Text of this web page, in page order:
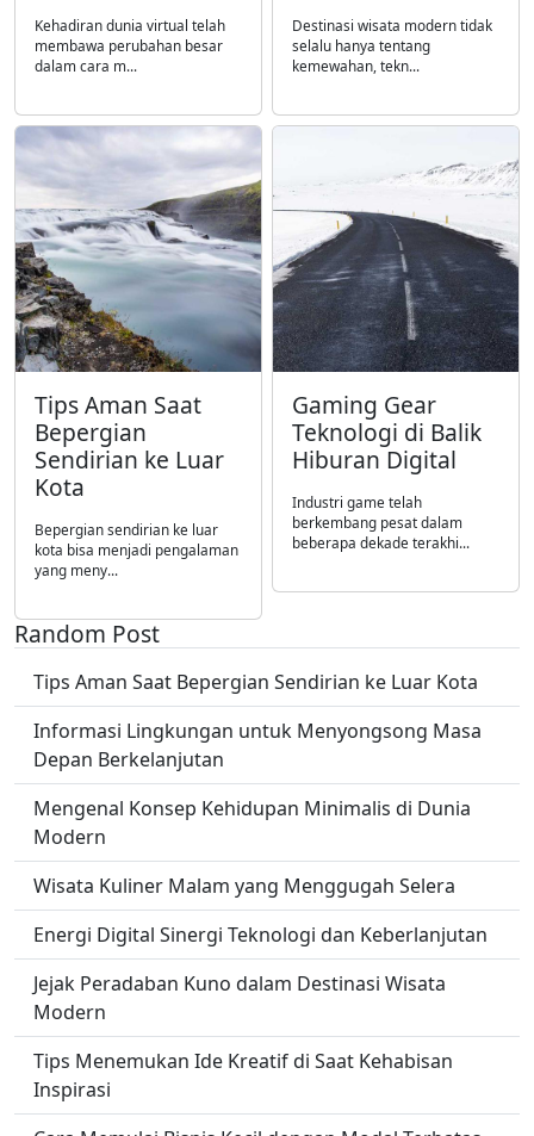
Kehadiran dunia virtual telah
membawa perubahan besar
dalam cara m...
Destinasi wisata modern tidak
selalu hanya tentang
kemewahan, tekn...
Tips Aman Saat
Bepergian
Sendirian ke Luar
Kota
Bepergian sendirian ke luar
kota bisa menjadi pengalaman
yang meny...
Gaming Gear
Teknologi di Balik
Hiburan Digital
Industri game telah
berkembang pesat dalam
beberapa dekade terakhi...
Random Post
Tips Aman Saat Bepergian Sendirian ke Luar Kota
Informasi Lingkungan untuk Menyongsong Masa
Depan Berkelanjutan
Mengenal Konsep Kehidupan Minimalis di Dunia
Modern
Wisata Kuliner Malam yang Menggugah Selera
Energi Digital Sinergi Teknologi dan Keberlanjutan
Jejak Peradaban Kuno dalam Destinasi Wisata
Modern
Tips Menemukan Ide Kreatif di Saat Kehabisan
Inspirasi